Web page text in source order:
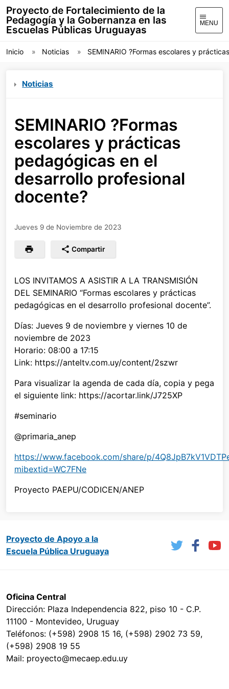
Proyecto de Fortalecimiento de la
Pedagogía y la Gobernanza en las
Escuelas Públicas Uruguayas
MENU
Inicio Noticias SEMINARIO ?Formas escolares y
Noticias
SEMINARIO ?Formas
escolares y prácticas
pedagógicas en el
desarrollo profesional
docente?
Jueves 9 de Noviembre de 2023
Compartir
LOS INVITAMOS A ASISTIR A LA TRANSMISIÓN
DEL SEMINARIO “Formas escolares y prácticas
pedagógicas en el desarrollo profesional docente”.
Días: Jueves 9 de noviembre y viernes 10 de
noviembre de 2023
Horario: 08:00 a 17:15
Link: https://anteltv.com.uy/content/2szwr
Para visualizar la agenda de cada día, copia y pega
el siguiente link: https://acortar.link/J725XP
#seminario
@primaria_anep
https://www.facebook.com/share/p/
mibextid=WC7FNe
Proyecto PAEPU/CODICEN/ANEP
Proyecto de Apoyo a la
Escuela Pública Uruguaya
Oficina Central
Dirección: Plaza Independencia 822, piso 10 - C.P.
11100 - Montevideo, Uruguay
Teléfonos: (+598) 2908 15 16, (+598) 2902 73 59,
(+598) 2908 19 55
Mail: proyecto@mecaep.edu.uy